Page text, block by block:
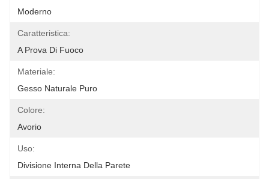
Moderno
Caratteristica:
A Prova Di Fuoco
Materiale:
Gesso Naturale Puro
Colore:
Avorio
Uso:
Divisione Interna Della Parete